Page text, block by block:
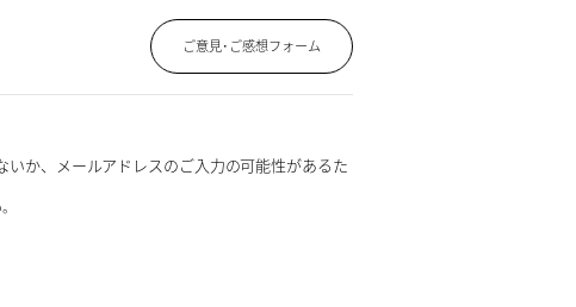
ご意見･ご感想フォーム
か、メールアドレスのご入力の可能性があるた